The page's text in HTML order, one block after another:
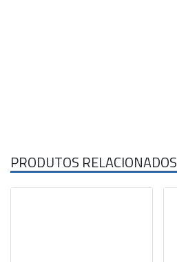
PRODUTOS RELACIONADOS